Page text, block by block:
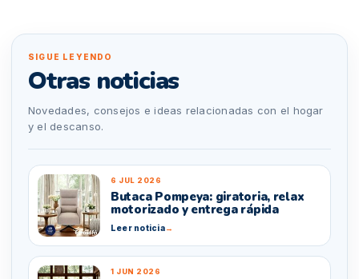
SIGUE LEYENDO
Otras noticias
Novedades, consejos e ideas relacionadas con el hogar
y el descanso.
6 JUL 2026
Butaca Pompeya: giratoria, relax
motorizado y entrega rápida
Leer noticia→
1 JUN 2026